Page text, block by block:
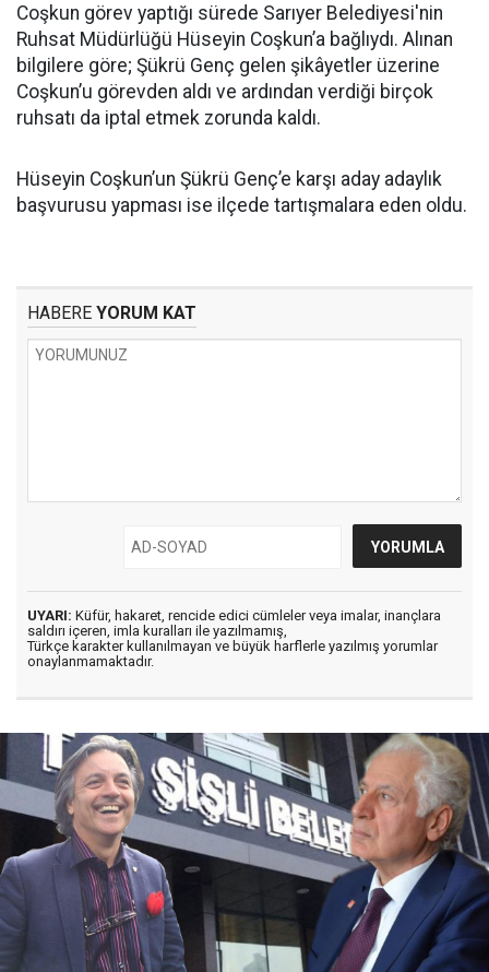
Coşkun görev yaptığı sürede Sarıyer Belediyesi'nin
Ruhsat Müdürlüğü Hüseyin Coşkun’a bağlıydı. Alınan
bilgilere göre; Şükrü Genç gelen şikâyetler üzerine
Coşkun’u görevden aldı ve ardından verdiği birçok
ruhsatı da iptal etmek zorunda kaldı.
Hüseyin Coşkun’un Şükrü Genç’e karşı aday adaylık
başvurusu yapması ise ilçede tartışmalara eden oldu.
HABERE YORUM KAT
UYARI: Küfür, hakaret, rencide edici cümleler veya imalar, inançlara
saldırı içeren, imla kuralları ile yazılmamış,
Türkçe karakter kullanılmayan ve büyük harflerle yazılmış yorumlar
onaylanmamaktadır.